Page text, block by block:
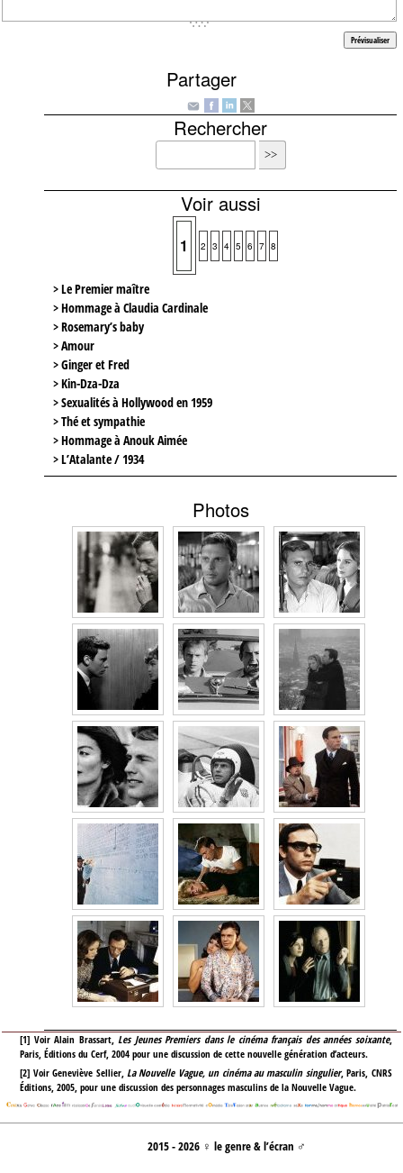
Partager
Rechercher
Voir aussi
1 2 3 4 5 6 7 8
> Le Premier maître
> Hommage à Claudia Cardinale
> Rosemary’s baby
> Amour
> Ginger et Fred
> Kin-Dza-Dza
> Sexualités à Hollywood en 1959
> Thé et sympathie
> Hommage à Anouk Aimée
> L’Atalante / 1934
Photos
[1] Voir Alain Brassart, Les Jeunes Premiers dans le cinéma français des années soixante,
Paris, Éditions du Cerf, 2004 pour une discussion de cette nouvelle génération d’acteurs.
[2] Voir Geneviève Sellier, La Nouvelle Vague, un cinéma au masculin singulier, Paris, CNRS
Éditions, 2005, pour une discussion des personnages masculins de la Nouvelle Vague.
2015 - 2026 ♀ le genre & l’écran ♂